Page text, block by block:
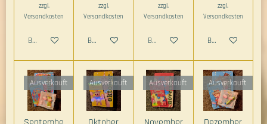
zzgl.
Versandkosten
Bei Verfügbarkeit benachrichtigen
zzgl.
Versandkosten
Bei Verfügbarkeit benachrichtigen
zzgl.
Versandkosten
Bei Verfügbarkeit benachrichtigen
zzgl.
Versandkosten
Bei Verfügbarkeit
Ausverkauft Ausverkauft Ausverkauft Ausverkauft